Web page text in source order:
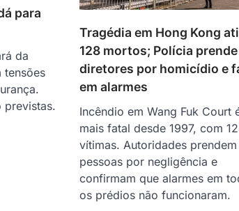
para
da
tensões
previstas.
Tragédia em Hong Kong
128 mortos; Polícia prende
diretores por homicídio e
em alarmes
Incêndio em Wang Fuk Court
mais fatal desde 1997, com
vítimas. Autoridades
pessoas por negligência e
confirmam que alarmes em
os prédios não funcionaram.